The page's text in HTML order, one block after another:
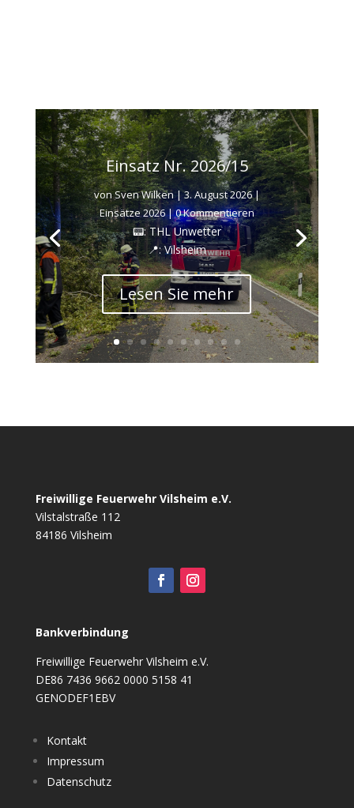
Einsatz Nr. 2026/15
vonSven Wilken|3. August 2026|
Einsätze 2026| 0 Kommentieren
📟: THL Unwetter
📍: Vilsheim
Lesen Sie mehr
Freiwillige Feuerwehr Vilsheim e.V.
Vilstalstraße 112
84186 Vilsheim
Bankverbindung
Freiwillige Feuerwehr Vilsheim e.V.
DE86 7436 9662 0000 5158 41
GENODEF1EBV
Kontakt
Impressum
Datenschutz